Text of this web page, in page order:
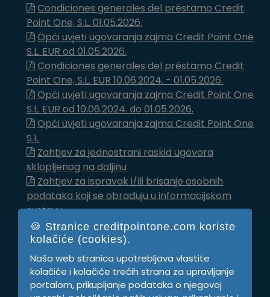
Condiciones generales del préstamo Credit
Point One, S.L. 01.05.2026.
Opći uvjeti ugovaranja zajma Credit Point One
S.L. EUR od 01.05.2026.
Condiciones generales del préstamo Credit
Point One, S.L. EUR 10.06.2024. - 01.05.2026.
Opći uvjeti ugovaranja zajma Credit Point One
S.L. EUR od 10.06.2024. do 01.05.2026.
Opći uvjeti ugovaranja zajma Credit Point One
S.L.
Zahtjev za jednostrani raskid ugovora
sklopljenog na daljinu
Zahtjev za ispravak i/ili brisanje osobnih
podataka koji se obrađuju u informacijskom
sustavu
Política de Privacidad Credit Point One S.L.
Politika privatnosti Credit Point One S.L.
Política de cookies Credit Point One S.L
Pravila o kolačićima Credit Point One S.L.
Aviso Legal de Credit Point One S.L.
🍪 Stranice creditpointone.com koriste
kolačiće (cookies).
Naša web stranica upotrebljava vlastite
kolačiće i kolačiće trećih strana za upravljanje
portalom, prikupljanje podataka o njegovoj